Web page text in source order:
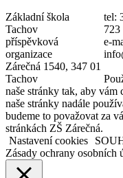
Základní škola
Tachov
příspěvková
organizace
Zárečná 1540, 347 01
Tachov
tel:
723
e-
naše stránky tak, aby
naše stránky nadále
budeme to považovat za
stránkách ZŠ Zárečná.
Nastavení cookies
Zásady ochrany osobních